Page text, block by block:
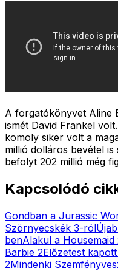
A forgatókönyvet Aline
ismét David Frankel
komoly siker volt a
millió dolláros bevétel
befolyt 202 millió még
Kapcsolódó
Gondban a Jurassic
Szörnyecskék 3-ról
benAlakul a Housemaid
Barbie 2Előzetest
2Mindenki